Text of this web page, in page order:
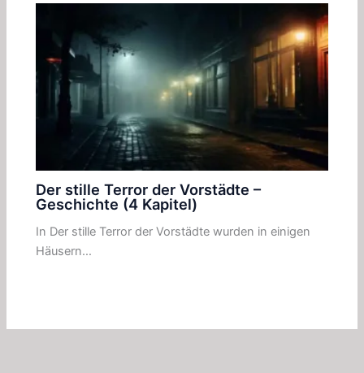
Der stille Terror der Vorstädte –
Geschichte (4 Kapitel)
In Der stille Terror der Vorstädte wurden in einigen
Häusern…